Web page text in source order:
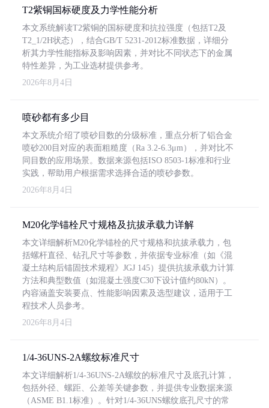
T2紫铜国标硬度及力学性能分析
本文系统解读T2紫铜的国标硬度和抗拉强度（包括T2及
T2_1/2H状态），结合GB/T 5231-2012标准数据，详细分
析其力学性能指标及影响因素，并对比不同状态下的金属
特性差异，为工业选材提供参考。
2026年8月4日
喷砂都有多少目
本文系统介绍了喷砂目数的分级标准，重点分析了铝合金
喷砂200目对应的表面粗糙度（Ra 3.2-6.3μm），并对比不
同目数的应用场景。数据来源包括ISO 8503-1标准和行业
实践，帮助用户根据需求选择合适的喷砂参数。
2026年8月4日
M20化学锚栓尺寸规格及抗拔承载力详解
本文详细解析M20化学锚栓的尺寸规格和抗拔承载力，包
括螺杆直径、钻孔尺寸等参数，并依据专业标准（如《混
凝土结构后锚固技术规程》JGJ 145）提供抗拔承载力计算
方法和典型数值（如混凝土强度C30下设计值约80kN）。
内容涵盖安装要点、性能影响因素及选型建议，适用于工
程技术人员参考。
2026年8月4日
1/4-36UNS-2A螺纹标准尺寸
本文详细解析1/4-36UNS-2A螺纹的标准尺寸及底孔计算，
包括外径、螺距、公差等关键参数，并提供专业数据来源
（ASME B1.1标准）。针对1/4-36UNS螺纹底孔尺寸的常